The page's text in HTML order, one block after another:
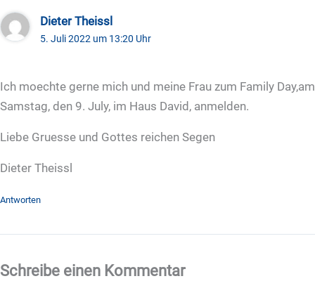
Dieter Theissl
5. Juli 2022 um 13:20 Uhr
Ich moechte gerne mich und meine Frau zum Family Day,am
Samstag, den 9. July, im Haus David, anmelden.
Liebe Gruesse und Gottes reichen Segen
Dieter Theissl
Antworten
Schreibe einen Kommentar